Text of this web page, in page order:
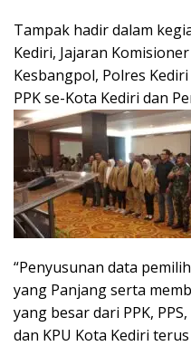
Tampak hadir dalam
Kediri, Jajaran
Kesbangpol, Polres
PPK se-Kota Kediri dan
“Penyusunan data
yang Panjang serta
yang besar dari PPK,
dan KPU Kota Kediri